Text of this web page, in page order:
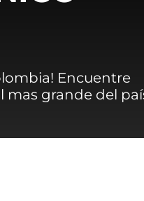
Encuentre
mas grande del